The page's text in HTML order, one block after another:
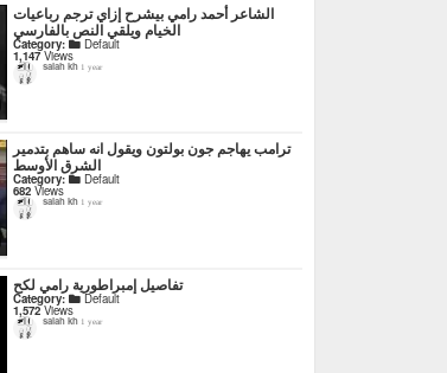
‏الشاعر أحمد رامي بيشرح إزاي ترجم رباعيات
الخيام ويلقي النص بالفارسي
Category: Default
1,147Views
salah kh 1 year
ترامب يهاجم جون بولتون ويقول انه ساهم بتدمير
الشرق الأوسط
Category: Default
682 Views
salah kh 1 year
تفاصيل إمبراطورية رامي لكح
Category: Default
1,572Views
salah kh 1 year